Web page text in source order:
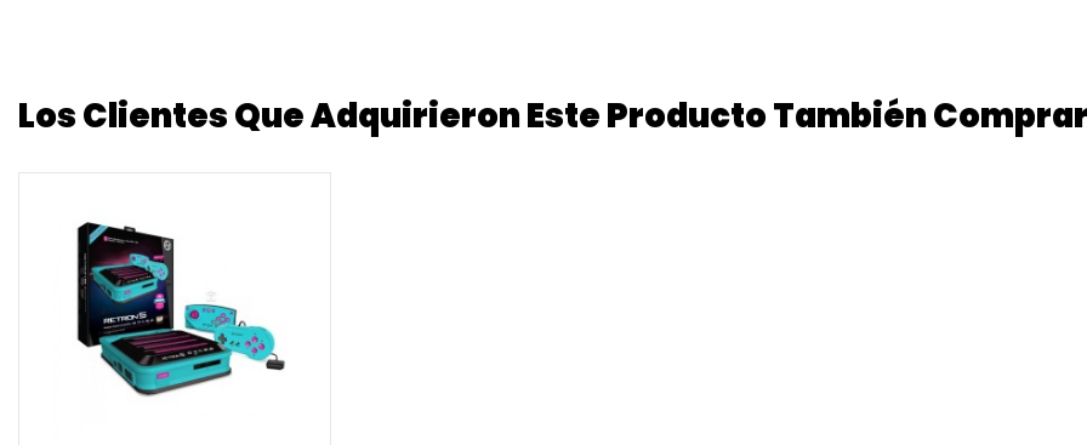
Los Clientes Que Adquirieron Este Producto También